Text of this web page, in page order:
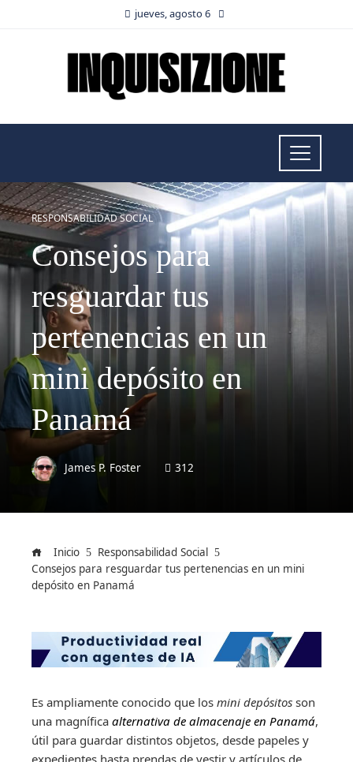
jueves, agosto 6
RESPONSABILIDAD SOCIAL
Consejos para
resguardar tus
pertenencias en un
mini depósito en
Panamá
James P. Foster 312
Inicio
Responsabilidad Social
Consejos para resguardar tus pertenencias en un mini
depósito en Panamá
Es ampliamente conocido que los mini depósitos son
una magnífica alternativa de almacenaje en Panamá,
útil para guardar distintos objetos, desde papeles y